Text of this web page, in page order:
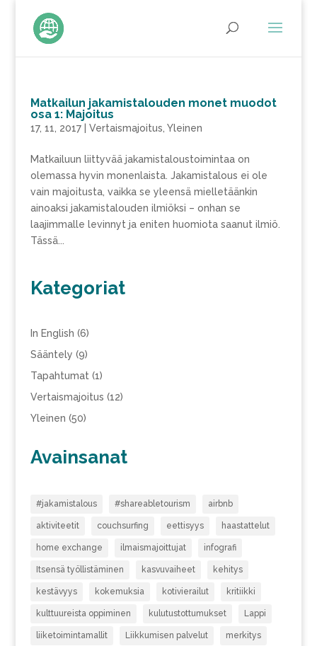
Matkailun jakamistalouden monet muodot
osa 1: Majoitus
17, 11, 2017| Vertaismajoitus Yleinen
Matkailuun liittyvää jakamistaloustoimintaa on
olemassa hyvin monenlaista. Jakamistalous ei ole
vain majoitusta, vaikka se yleensä mielletäänkin
ainoaksi jakamistalouden ilmiöksi – onhan se
laajimmalle levinnyt ja eniten huomiota saanut ilmiö.
Tässä...
Kategoriat
In English (6)
Sääntely (9)
Tapahtumat (1)
Vertaismajoitus (12)
Yleinen (50)
Avainsanat
#jakamistalous #shareabletourism airbnb
aktiviteetit couchsurfing eettisyys haastattelut
home exchange ilmaismajoittujat infografi
Itsensä työllistäminen kasvuvaiheet kehitys
kestävyys kokemuksia kotivierailut kritiikki
kulttuureista oppiminen kulutustottumukset Lappi
liiketoimintamallit Liikkumisen palvelut merkitys